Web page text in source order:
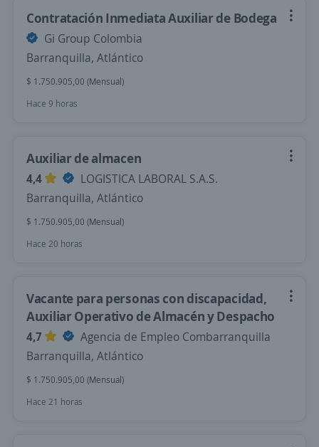
Contratación Inmediata Auxiliar de Bodega
Gi Group Colombia
Barranquilla, Atlántico
$ 1.750.905,00 (Mensual)
Hace 9 horas
Auxiliar de almacen
4,4
LOGISTICA LABORAL S.A.S.
Barranquilla, Atlántico
$ 1.750.905,00 (Mensual)
Hace 20 horas
Vacante para personas con discapacidad,
Auxiliar Operativo de Almacén y Despacho
4,7
Agencia de Empleo Combarranquilla
Barranquilla, Atlántico
$ 1.750.905,00 (Mensual)
Hace 21 horas